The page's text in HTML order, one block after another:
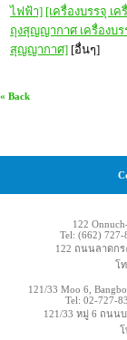
ไฟฟ้า] [เครื่องบรรจุ เ
ถุงสุญญากาศ เครื่องบ
สุญญากาศ] [อื่นๆ]
« Back
122
Tel: (662)
122 ถนนลาดกร
โ
121/33 Moo 6,
Tel: 02-727-
121/33 หมู่ 6 ถนน